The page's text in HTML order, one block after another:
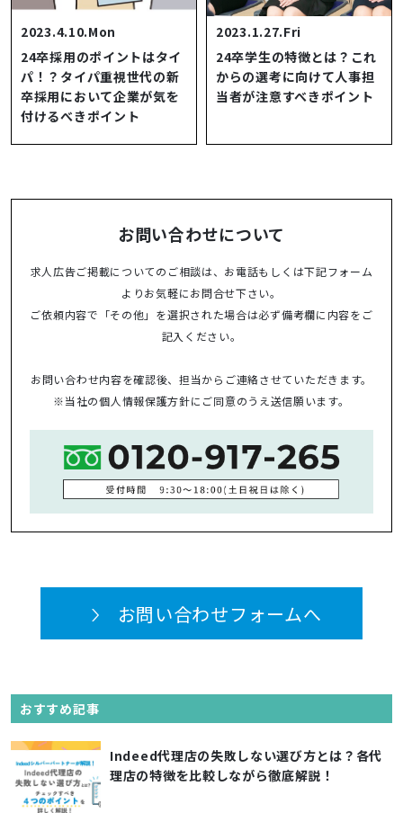
2023.4.10.Mon
24卒採用のポイントはタイ
パ！？タイパ重視世代の新
卒採用において企業が気を
付けるべきポイント
2023.1.27.Fri
24卒学生の特徴とは？これ
からの選考に向けて人事担
当者が注意すべきポイント
お問い合わせについて
求人広告ご掲載についてのご相談は、お電話もしくは下記フォーム
よりお気軽にお問合せ下さい。
ご依頼内容で「その他」を選択された場合は必ず備考欄に内容をご
記入ください。
お問い合わせ内容を確認後、担当からご連絡させていただきます。
※当社の個人情報保護方針にご同意のうえ送信願います。
お問い合わせフォームへ
おすすめ記事
Indeed代理店の失敗しない選び方とは？各代
理店の特徴を比較しながら徹底解説！